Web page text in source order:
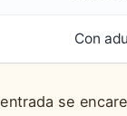
Con
se